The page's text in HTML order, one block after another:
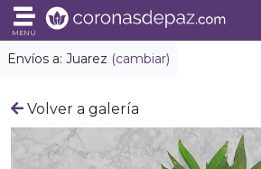
Envíos a: Juarez (cambiar)
MENÚ
Volver a galería